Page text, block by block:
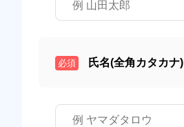
必須 氏名(全角カタカナ)